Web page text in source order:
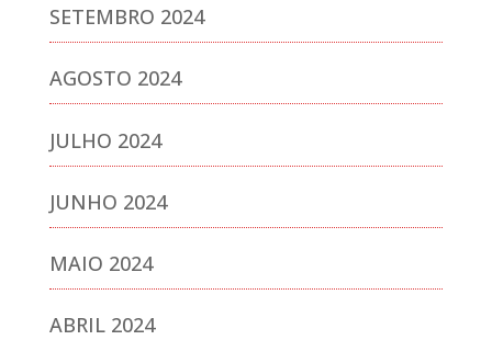
SETEMBRO 2024
AGOSTO 2024
JULHO 2024
JUNHO 2024
MAIO 2024
ABRIL 2024